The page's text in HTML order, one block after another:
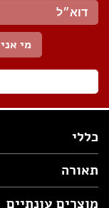
מי אני
כללי
תאורה
מוצרים עונתיים